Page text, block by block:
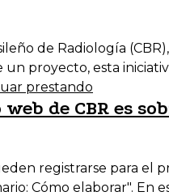
de Radiología
un proyecto, esta
prestando
de CBR es
registrarse para el
Cómo elaborar". En